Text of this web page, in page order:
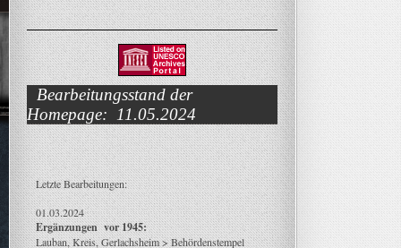
Bearbeitungsstand der
Homepage: 11.05.2024
Letzte Bearbeitungen:
01.03.2024
Ergänzungen vor 1945:
Lauban, Kreis, Gerlachsheim > Behördenstempel